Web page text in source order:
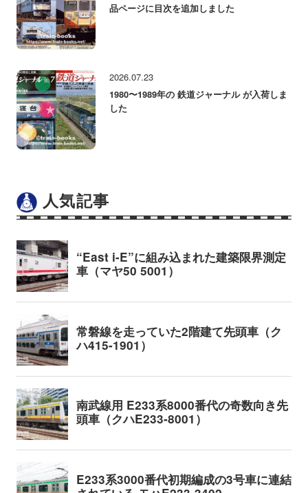
品ページに目次を追加しました
2026.07.23
1980〜1989年の 鉄道ジャーナル が入荷しま
した
人気記事